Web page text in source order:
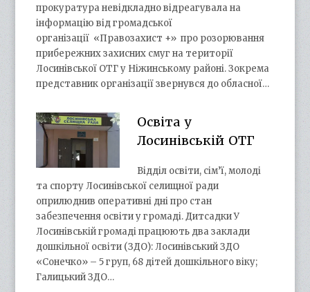
прокуратура невідкладно відреагувала на
інформацію від громадської
організації «Правозахист +» про розорювання
прибережних захисних смуг на території
Лосинівської ОТГ у Ніжинському районі. Зокрема
представник організації звернувся до обласної…
Освіта у
Лосинівській ОТГ
Відділ освіти, сім’ї, молоді
та спорту Лосинівської селищної ради
оприлюднив оперативні дні про стан
забезпечення освіти у громаді. Дитсадки У
Лосинівській громаді працюють два заклади
дошкільної освіти (ЗДО): Лосинівський ЗДО
«Сонечко» – 5 груп, 68 дітей дошкільного віку;
Галицький ЗДО…